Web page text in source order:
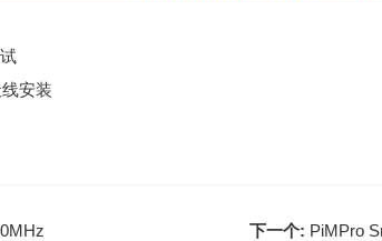
安装
下一个: PiMPro